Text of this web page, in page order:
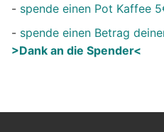
- spende einen Pot Kaffee
- spende einen Betrag
>Dank an die Spender<